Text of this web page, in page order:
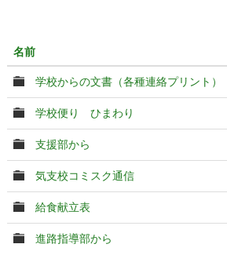
名前
学校からの文書（各種連絡プリント）
学校便り ひまわり
支援部から
気支校コミスク通信
給食献立表
進路指導部から